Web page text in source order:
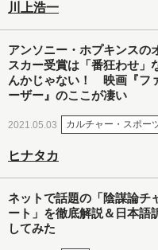
川上浩一
アンソニー・ホプキンスの
スカー受賞は「番狂わせ」
んかじゃない！ 映画『フ
ーザー』のここが凄い
2021.05.03 カルチャー・スポー
ヒナタカ
ネットで話題の「陰謀論チ
ート」を徹底解説＆日本語
してみた